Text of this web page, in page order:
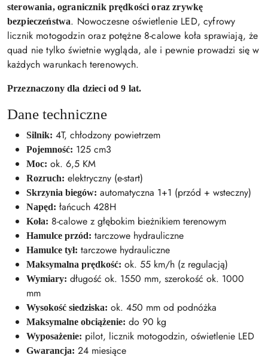
sterowania, ogranicznik prędkości oraz zrywkę
bezpieczeństwa. Nowoczesne oświetlenie LED, cyfrowy
licznik motogodzin oraz potężne 8-calowe koła sprawiają, że
quad nie tylko świetnie wygląda, ale i pewnie prowadzi się w
każdych warunkach terenowych.
Przeznaczony dla dzieci od 9 lat.
Dane techniczne
Silnik: 4T, chłodzony powietrzem
Pojemność: 125 cm3
Moc: ok. 6,5 KM
Rozruch: elektryczny (e-start)
Skrzynia biegów: automatyczna 1+1 (przód + wsteczny)
Napęd: łańcuch 428H
Koła: 8-calowe z głębokim bieżnikiem terenowym
Hamulce przód: tarczowe hydrauliczne
Hamulce tył: tarczowe hydrauliczne
Maksymalna prędkość: ok. 55 km/h (z regulacją)
Wymiary: długość ok. 1550 mm, szerokość ok. 1000
mm
Wysokość siedziska: ok. 450 mm od podnóżka
Maksymalne obciążenie: do 90 kg
Wyposażenie: pilot, licznik motogodzin, oświetlenie LED
Gwarancja: 24 miesiące